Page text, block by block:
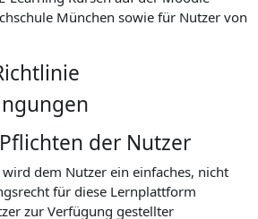
München sowie für Nutzer von
der Nutzer
dem Nutzer ein einfaches, nicht
für diese Lernplattform
zur Verfügung gestellter